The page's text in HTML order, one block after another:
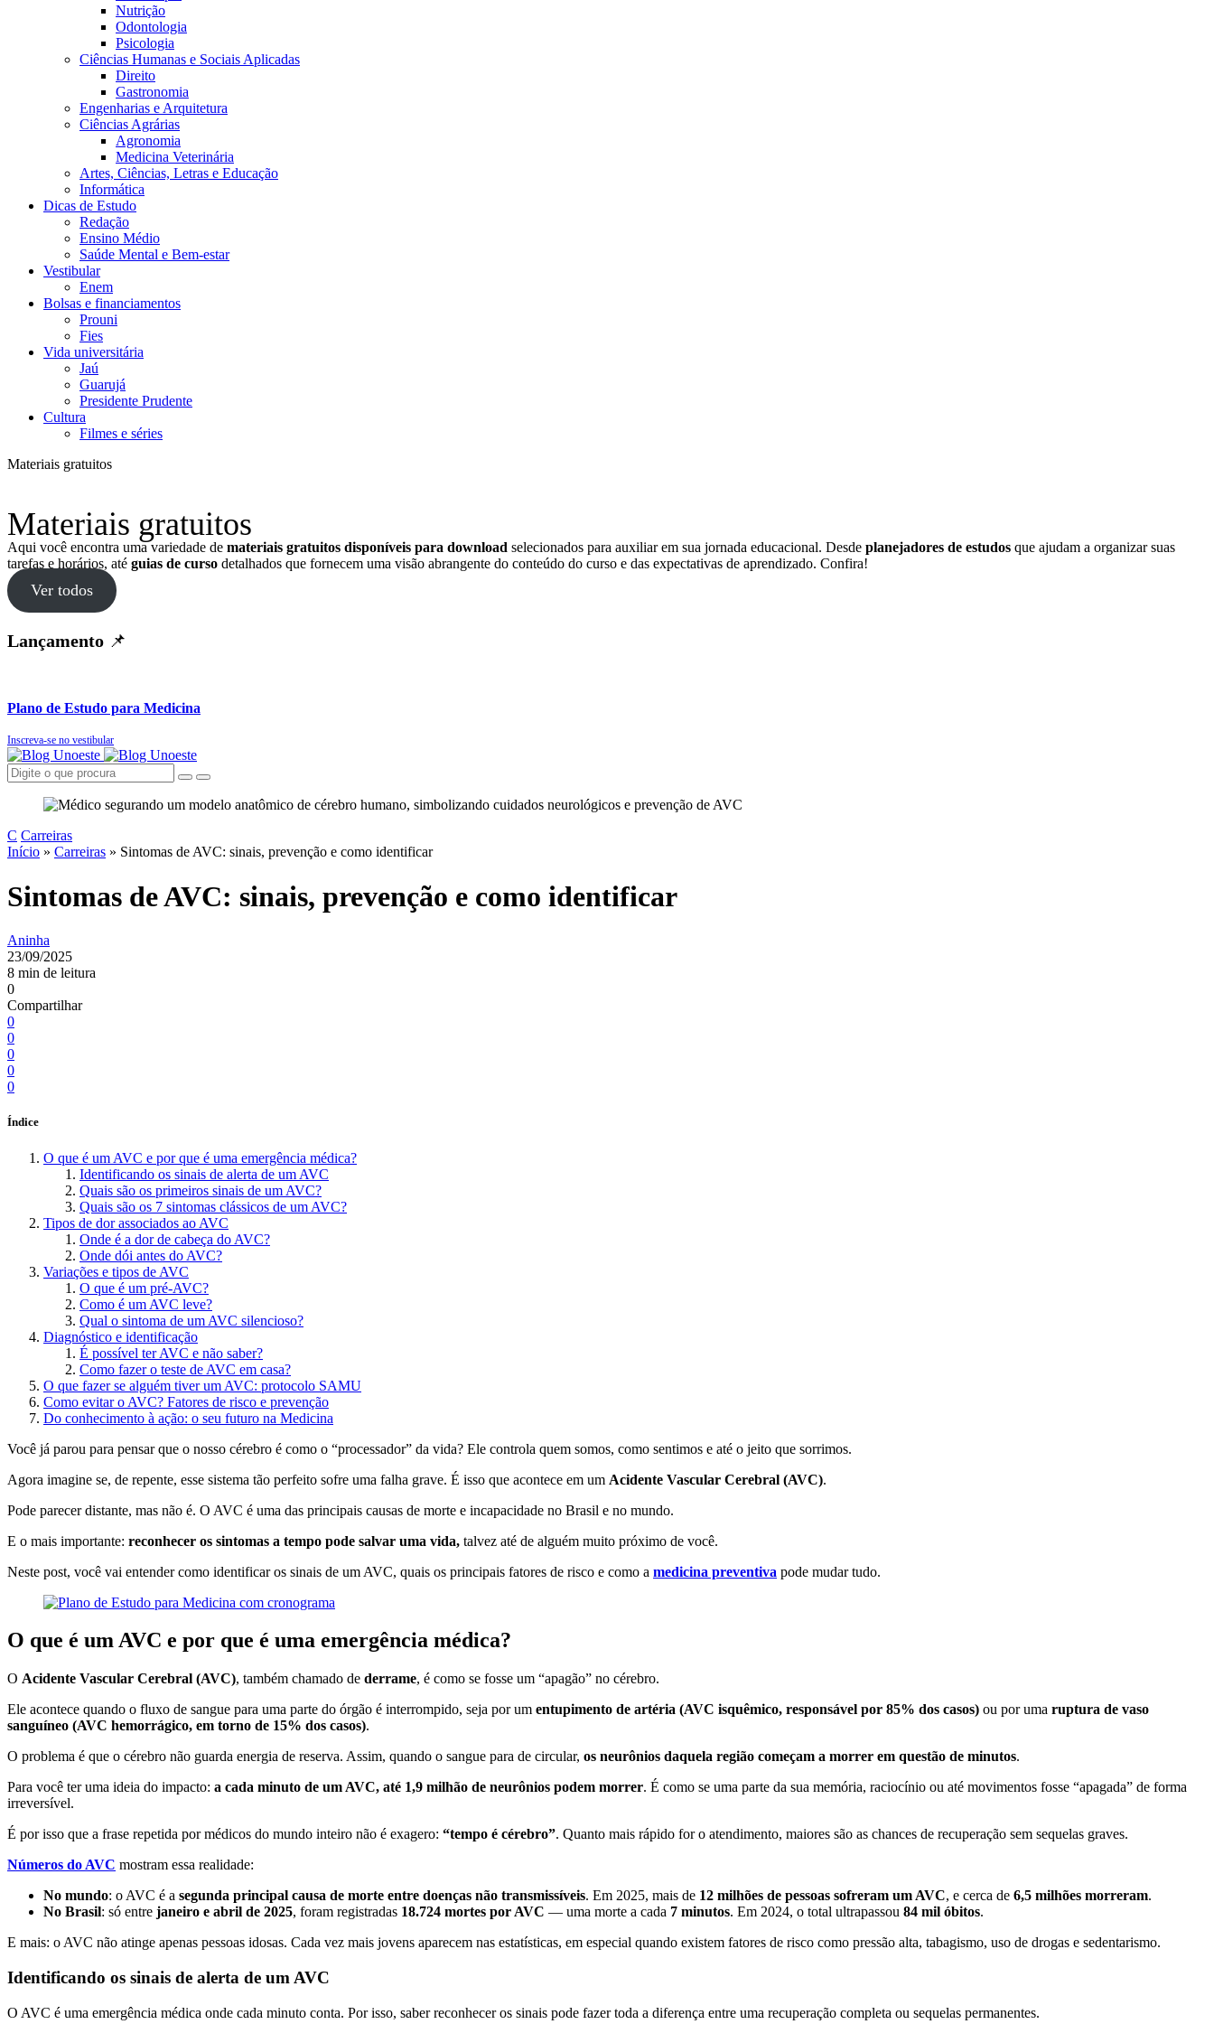
Nutrição
Odontologia
Psicologia
Ciências Humanas e Sociais Aplicadas
Direito
Gastronomia
Engenharias e Arquitetura
Ciências Agrárias
Agronomia
Medicina Veterinária
Artes, Ciências, Letras e Educação
Informática
Dicas de Estudo
Redação
Ensino Médio
Saúde Mental e Bem-estar
Vestibular
Enem
Bolsas e financiamentos
Prouni
Fies
Vida universitária
Jaú
Guarujá
Presidente Prudente
Cultura
Filmes e séries
Materiais gratuitos
Materiais gratuitos
Aqui você encontra uma variedade de materiais gratuitos disponíveis para download selecionados para auxiliar em sua jornada educacional. Desde planejadores de estudos que ajudam a organizar suas
tarefas e horários, até guias de curso detalhados que fornecem uma visão abrangente do conteúdo do curso e das expectativas de aprendizado. Confira!
Ver todos
Lançamento 📌
Plano de Estudo para Medicina
Inscreva-se no vestibular
C Carreiras
Início » Carreiras » Sintomas de AVC: sinais, prevenção e como identificar
Sintomas de AVC: sinais, prevenção e como identificar
Aninha
23/09/2025
8 min de leitura
0
Compartilhar
0
0
0
0
0
Índice
O que é um AVC e por que é uma emergência médica?
Identificando os sinais de alerta de um AVC
Quais são os primeiros sinais de um AVC?
Quais são os 7 sintomas clássicos de um AVC?
Tipos de dor associados ao AVC
Onde é a dor de cabeça do AVC?
Onde dói antes do AVC?
Variações e tipos de AVC
O que é um pré-AVC?
Como é um AVC leve?
Qual o sintoma de um AVC silencioso?
Diagnóstico e identificação
É possível ter AVC e não saber?
Como fazer o teste de AVC em casa?
O que fazer se alguém tiver um AVC: protocolo SAMU
Como evitar o AVC? Fatores de risco e prevenção
Do conhecimento à ação: o seu futuro na Medicina
Você já parou para pensar que o nosso cérebro é como o “processador” da vida? Ele controla quem somos, como sentimos e até o jeito que sorrimos.
Agora imagine se, de repente, esse sistema tão perfeito sofre uma falha grave. É isso que acontece em um Acidente Vascular Cerebral (AVC).
Pode parecer distante, mas não é. O AVC é uma das principais causas de morte e incapacidade no Brasil e no mundo.
E o mais importante: reconhecer os sintomas a tempo pode salvar uma vida, talvez até de alguém muito próximo de você.
Neste post, você vai entender como identificar os sinais de um AVC, quais os principais fatores de risco e como a medicina preventiva pode mudar tudo.
O que é um AVC e por que é uma emergência médica?
O Acidente Vascular Cerebral (AVC), também chamado de derrame, é como se fosse um “apagão” no cérebro.
Ele acontece quando o fluxo de sangue para uma parte do órgão é interrompido, seja por um entupimento de artéria (AVC isquêmico, responsável por 85% dos casos) ou por uma ruptura de vaso
sanguíneo (AVC hemorrágico, em torno de 15% dos casos).
O problema é que o cérebro não guarda energia de reserva. Assim, quando o sangue para de circular, os neurônios daquela região começam a morrer em questão de minutos.
Para você ter uma ideia do impacto: a cada minuto de um AVC, até 1,9 milhão de neurônios podem morrer. É como se uma parte da sua memória, raciocínio ou até movimentos fosse “apagada” de forma
irreversível.
É por isso que a frase repetida por médicos do mundo inteiro não é exagero: “tempo é cérebro”. Quanto mais rápido for o atendimento, maiores são as chances de recuperação sem sequelas graves.
Números do AVC mostram essa realidade:
No mundo: o AVC é a segunda principal causa de morte entre doenças não transmissíveis. Em 2025, mais de 12 milhões de pessoas sofreram um AVC, e cerca de 6,5 milhões morreram.
No Brasil: só entre janeiro e abril de 2025, foram registradas 18.724 mortes por AVC — uma morte a cada 7 minutos. Em 2024, o total ultrapassou 84 mil óbitos.
E mais: o AVC não atinge apenas pessoas idosas. Cada vez mais jovens aparecem nas estatísticas, em especial quando existem fatores de risco como pressão alta, tabagismo, uso de drogas e sedentarismo.
Identificando os sinais de alerta de um AVC
O AVC é uma emergência médica onde cada minuto conta. Por isso, saber reconhecer os sinais pode fazer toda a diferença entre uma recuperação completa ou sequelas permanentes.